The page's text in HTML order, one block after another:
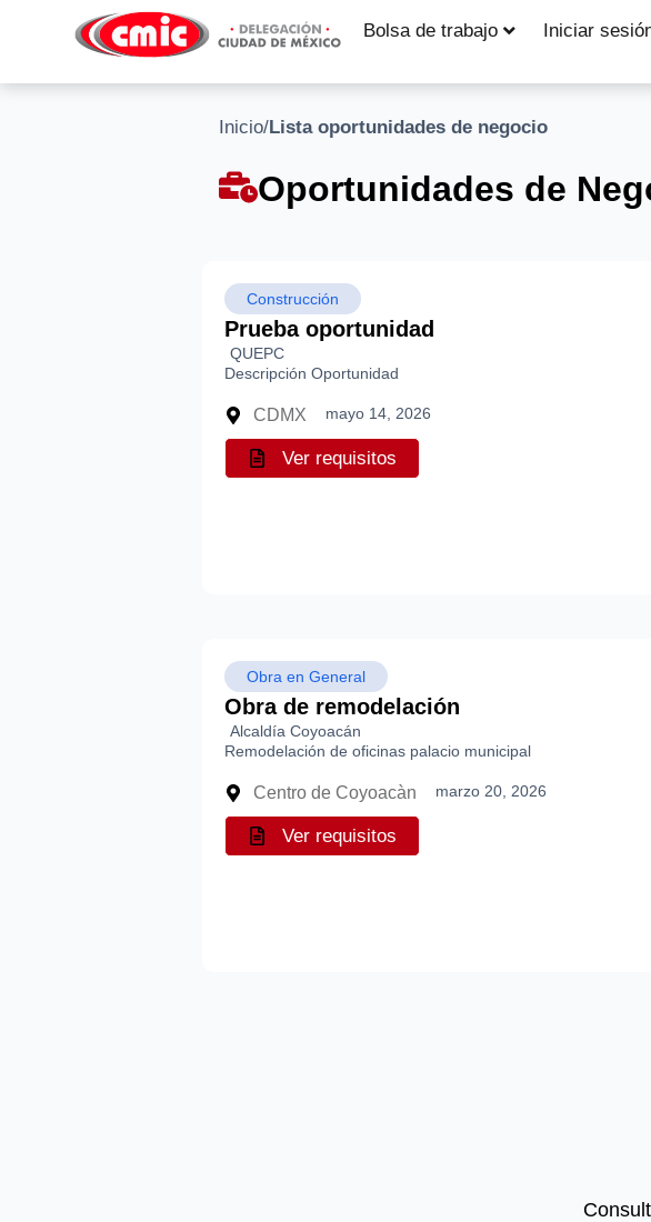
Bolsa de trabajo Iniciar
Inicio/Lista oportunidades de negocio
Oportunidades de
Construcción
Prueba oportunidad
QUEPC
Descripción Oportunidad
CDMX mayo 14, 2026
Ver requisitos
Obra en General
Obra de remodelación
Alcaldía Coyoacán
Remodelación de oficinas palacio municipal
Centro de Coyoacàn marzo 20, 2026
Ver requisitos